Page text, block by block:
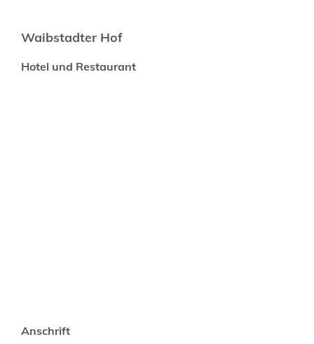
Waibstadter Hof
Hotel und Restaurant
Anschrift